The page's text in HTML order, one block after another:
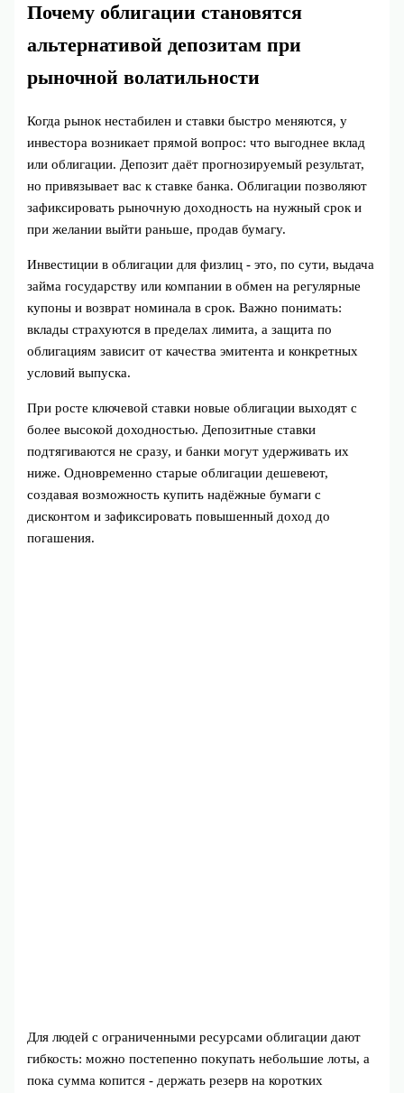
Почему облигации становятся
альтернативой депозитам при
рыночной волатильности
Когда рынок нестабилен и ставки быстро меняются, у
инвестора возникает прямой вопрос: что выгоднее вклад
или облигации. Депозит даёт прогнозируемый результат,
но привязывает вас к ставке банка. Облигации позволяют
зафиксировать рыночную доходность на нужный срок и
при желании выйти раньше, продав бумагу.
Инвестиции в облигации для физлиц - это, по сути, выдача
займа государству или компании в обмен на регулярные
купоны и возврат номинала в срок. Важно понимать:
вклады страхуются в пределах лимита, а защита по
облигациям зависит от качества эмитента и конкретных
условий выпуска.
При росте ключевой ставки новые облигации выходят с
более высокой доходностью. Депозитные ставки
подтягиваются не сразу, и банки могут удерживать их
ниже. Одновременно старые облигации дешевеют,
создавая возможность купить надёжные бумаги с
дисконтом и зафиксировать повышенный доход до
погашения.
Для людей с ограниченными ресурсами облигации дают
гибкость: можно постепенно покупать небольшие лоты, а
пока сумма копится - держать резерв на коротких